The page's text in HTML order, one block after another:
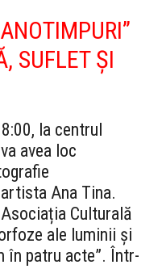
SUFLET ȘI
la centrul
avea loc
Ana Tina.
Culturală
ale luminii și
în patru acte”. Într-